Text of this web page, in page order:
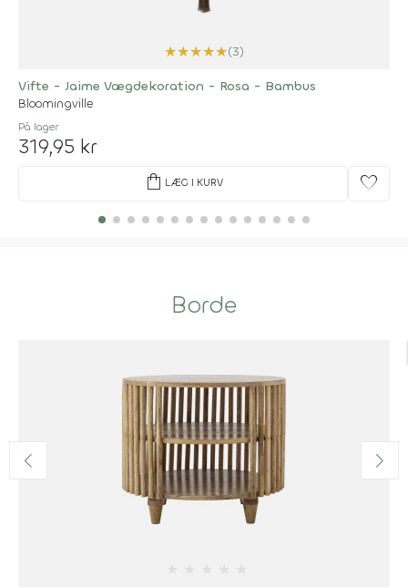
★★★★★(3)
Vifte - Jaime Vægdekoration - Rosa - Bambus
Bloomingville
På lager
319,95 kr
shopping_bag LÆG I KURV favorite
Borde